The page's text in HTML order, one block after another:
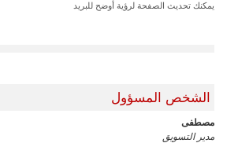
يمكنك تحديث الصفحة لرؤية أوضح للبريد
الشخص المسؤول
مصطفى
مدير التسويق